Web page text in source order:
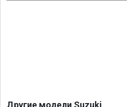
Другие модели Suzuki